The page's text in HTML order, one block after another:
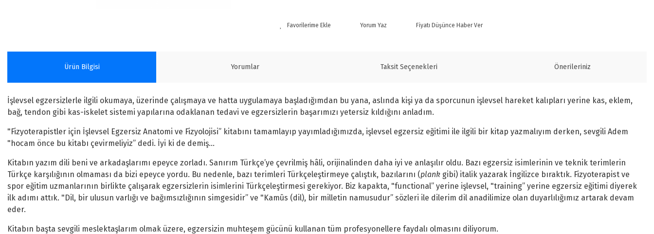
Yorum Yaz Fiyatı Düşünce Haber Ver
Ürün Bilgisi Yorumlar Taksit Seçenekleri Önerileriniz
İşlevsel egzersizlerle ilgili okumaya, üzerinde çalışmaya ve hatta uygulamaya başladığımdan bu yana, aslında kişi ya da sporcunun işlevsel hareket kalıpları yerine kas, eklem,
bağ, tendon gibi kas-iskelet sistemi yapılarına odaklanan tedavi ve egzersizlerin başarımızı yetersiz kıldığını anladım.
"Fizyoterapistler için İşlevsel Egzersiz Anatomi ve Fizyolojisi” kitabını tamamlayıp yayımladığımızda, işlevsel egzersiz eğitimi ile ilgili bir kitap yazmalıyım derken, sevgili Adem
"hocam önce bu kitabı çevirmeliyiz” dedi. İyi ki de demiş…
Kitabın yazım dili beni ve arkadaşlarımı epeyce zorladı. Sanırım Türkçe’ye çevrilmiş hâli, orijinalinden daha iyi ve anlaşılır oldu. Bazı egzersiz isimlerinin ve teknik terimlerin
Türkçe karşılığının olmaması da bizi epeyce yordu. Bu nedenle, bazı terimleri Türkçeleştirmeye çalıştık, bazılarını (plank gibi) italik yazarak İngilizce bıraktık. Fizyoterapist ve
spor eğitim uzmanlarının birlikte çalışarak egzersizlerin isimlerini Türkçeleştirmesi gerekiyor. Biz kapakta, "functional” yerine işlevsel, "training” yerine egzersiz eğitimi diyerek
ilk adımı attık. "Dil, bir ulusun varlığı ve bağımsızlığının simgesidir” ve "Kamûs (dil), bir milletin namusudur” sözleri ile dilerim dil anadilimize olan duyarlılığımız artarak devam
eder.
Kitabın başta sevgili meslektaşlarım olmak üzere, egzersizin muhteşem gücünü kullanan tüm profesyonellere faydalı olmasını diliyorum.